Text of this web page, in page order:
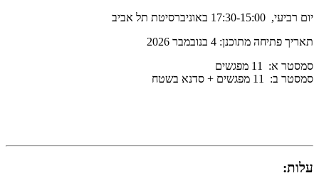
יום רביעי, 17:30-15:00 באוניברסיטת תל אביב
תאריך פתיחה מתוכנן: 4 בנובמבר 2026
סמסטר א: 11 מפגשים
סמסטר ב: 11 מפגשים + סדנא בשטח
עלות: